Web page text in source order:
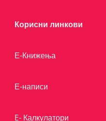
Корисни линкови
Е-Книжења
Е-написи
E- Калкулатори